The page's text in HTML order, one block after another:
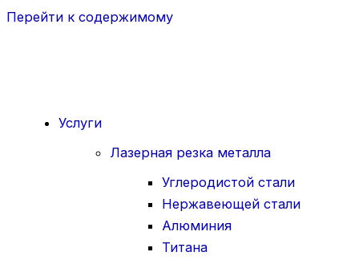
Перейти к содержимому
Услуги
Лазерная резка металла
Углеродистой стали
Нержавеющей стали
Алюминия
Титана